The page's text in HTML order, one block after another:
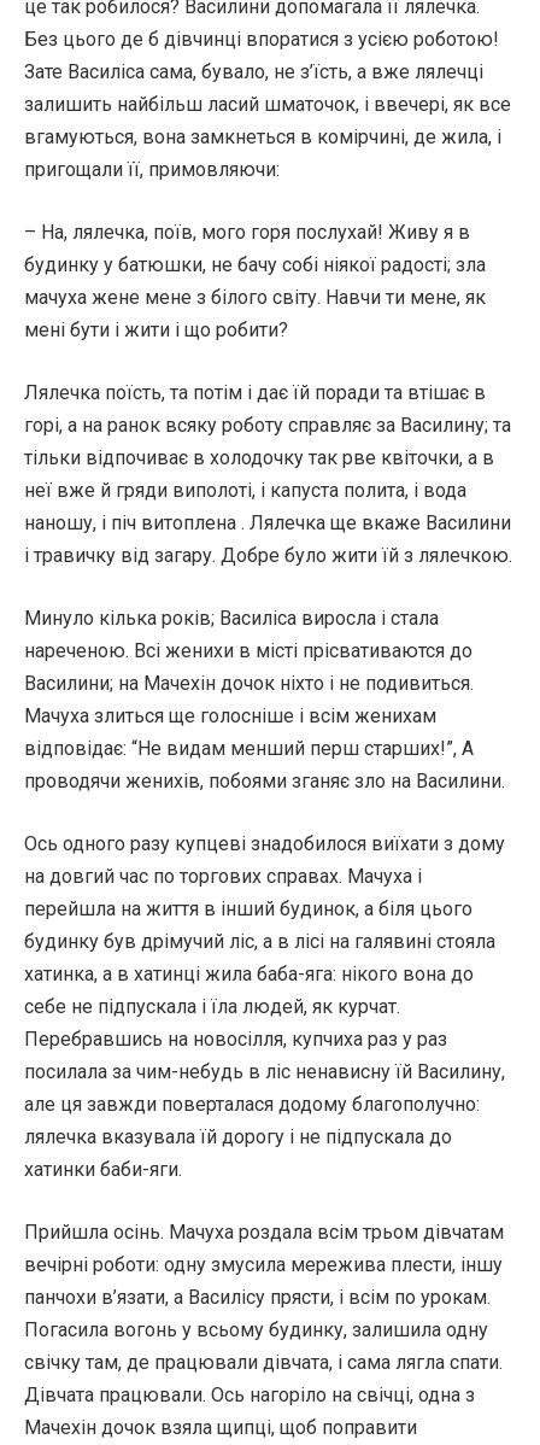
це так робилося? Василини допомагала її лялечка.
Без цього де б дівчинці впоратися з усією роботою!
Зате Василіса сама, бувало, не з’їсть, а вже лялечці
залишить найбільш ласий шматочок, і ввечері, як все
вгамуються, вона замкнеться в комірчині, де жила, і
пригощали її, примовляючи:
– На, лялечка, поїв, мого горя послухай! Живу я в
будинку у батюшки, не бачу собі ніякої радості; зла
мачуха жене мене з білого світу. Навчи ти мене, як
мені бути і жити і що робити?
Лялечка поїсть, та потім і дає їй поради та втішає в
горі, а на ранок всяку роботу справляє за Василину; та
тільки відпочиває в холодочку так рве квіточки, а в
неї вже й гряди виполоті, і капуста полита, і вода
наношу, і піч витоплена . Лялечка ще вкаже Василини
і травичку від загару. Добре було жити їй з лялечкою.
Минуло кілька років; Василіса виросла і стала
нареченою. Всі женихи в місті прісвативаются до
Василини; на Мачехін дочок ніхто і не подивиться.
Мачуха злиться ще голосніше і всім женихам
відповідає: “Не видам менший перш старших!”, А
проводячи женихів, побоями зганяє зло на Василини.
Ось одного разу купцеві знадобилося виїхати з дому
на довгий час по торгових справах. Мачуха і
перейшла на життя в інший будинок, а біля цього
будинку був дрімучий ліс, а в лісі на галявині стояла
хатинка, а в хатинці жила баба-яга: нікого вона до
себе не підпускала і їла людей, як курчат.
Перебравшись на новосілля, купчиха раз у раз
посилала за чим-небудь в ліс ненависну їй Василину,
але ця завжди поверталася додому благополучно:
лялечка вказувала їй дорогу і не підпускала до
хатинки баби-яги.
Прийшла осінь. Мачуха роздала всім трьом дівчатам
вечірні роботи: одну змусила мережива плести, іншу
панчохи в’язати, а Василісу прясти, і всім по урокам.
Погасила вогонь у всьому будинку, залишила одну
свічку там, де працювали дівчата, і сама лягла спати.
Дівчата працювали. Ось нагоріло на свічці, одна з
Мачехін дочок взяла щипці, щоб поправити